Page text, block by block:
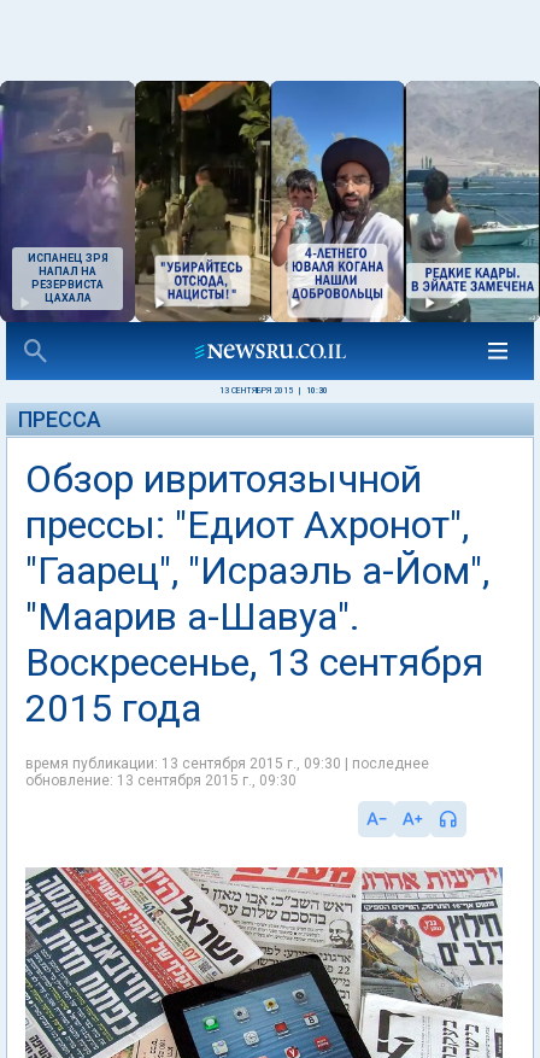
ИСПАНЕЦ ЗРЯ
НАПАЛ НА
РЕЗЕРВИСТА
ЦАХАЛА
13 СЕНТЯБРЯ 2015 10:30
ПРЕССА
Обзор ивритоязычной
прессы: "Едиот Ахронот",
"Гаарец", "Исраэль а-Йом",
"Маарив а-Шавуа".
Воскресенье, 13 сентября
2015 года
время публикации: 13 сентября 2015 г., 09:30 | последнее
обновление: 13 сентября 2015 г., 09:30